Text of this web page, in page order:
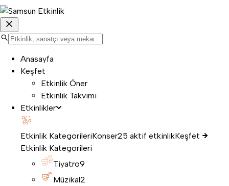
Anasayfa
Keşfet
Etkinlik Öner
Etkinlik Takvimi
Etkinlikler
Etkinlik KategorileriKonser25 aktif etkinlikKeşfet
Etkinlik Kategorileri
Tiyatro9
Müzikal2